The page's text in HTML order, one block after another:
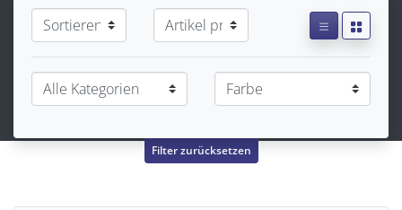
Filter zurücksetzen